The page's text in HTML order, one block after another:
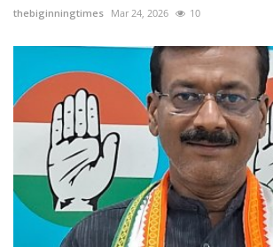
thebiginningtimes Mar 24, 2026 10